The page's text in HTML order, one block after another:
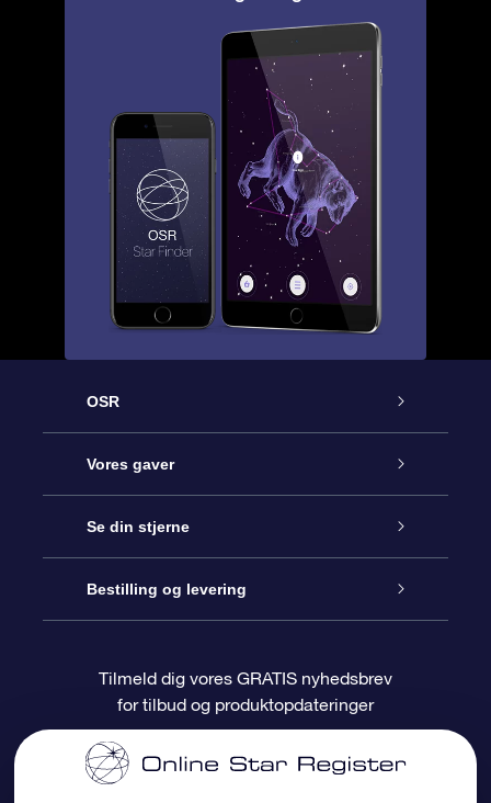
OSR
Kundeservice
Kontakt os
Bloggen
Anmeldelser
Vores gaver
Online Stjernegave
OSR Gavepakke
OSR Gavekortet
Firmagaver
Se din stjerne
Star Register
Personliggjort Stjerneside
One Million Stars
Bestilling og levering
Betalingsinformation
Forsendelsesoplysninger
Tilmeld dig vores GRATIS nyhedsbrev
for tilbud og produktopdateringer